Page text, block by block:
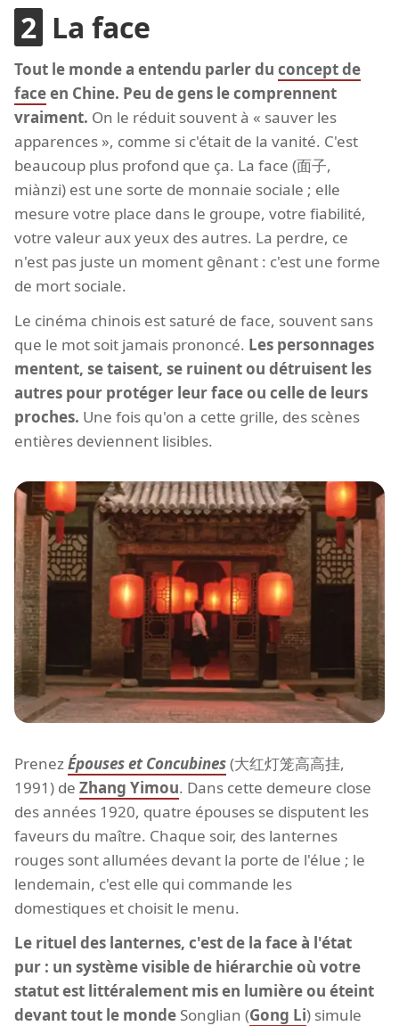
La face
Tout le monde a entendu parler du concept de
faceen Chine. Peu de gens le comprennent
vraiment. On le réduit souvent à « sauver les
apparences », comme si c'était de la vanité. C'est
beaucoup plus profond que ça. La face (面子,
miànzi) est une sorte de monnaie sociale ; elle
mesure votre place dans le groupe, votre fiabilité,
votre valeur aux yeux des autres. La perdre, ce
n'est pas juste un moment gênant : c'est une forme
de mort sociale.
Le cinéma chinois est saturé de face, souvent sans
que le mot soit jamais prononcé. Les personnages
mentent, se taisent, se ruinent ou détruisent les
autres pour protéger leur face ou celle de leurs
proches. Une fois qu'on a cette grille, des scènes
entières deviennent lisibles.
PrenezÉpouses et Concubines(大红灯笼高高挂,
1991) de Zhang Yimou. Dans cette demeure close
des années 1920, quatre épouses se disputent les
faveurs du maître. Chaque soir, des lanternes
rouges sont allumées devant la porte de l'élue ; le
lendemain, c'est elle qui commande les
domestiques et choisit le menu.
Le rituel des lanternes, c'est de la face à l'état
pur : un système visible de hiérarchie où votre
statut est littéralement mis en lumière ou éteint
devant tout le monde Songlian (Gong Li) simule